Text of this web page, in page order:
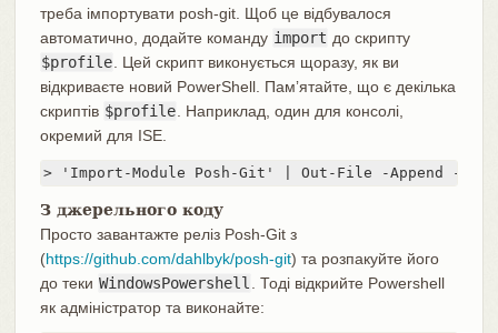
треба імпортувати posh-git. Щоб це відбувалося
автоматично, додайте команду import до скрипту
$profile. Цей скрипт виконується щоразу, як ви
відкриваєте новий PowerShell. Памʼятайте, що є декілька
скриптів $profile. Наприклад, один для консолі,
окремий для ISE.
> 'Import-Module Posh-Git' | Out-File -Append -
З джерельного коду
Просто завантажте реліз Posh-Git з
(https://github.com/dahlbyk/posh-git) та розпакуйте його
до теки WindowsPowershell. Тоді відкрийте Powershell
як адміністратор та виконайте: